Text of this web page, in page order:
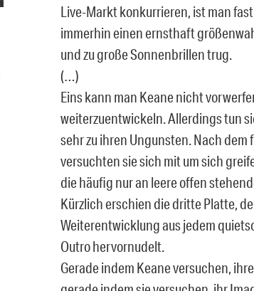
Live-Markt konkurrieren, ist man
immerhin einen ernsthaft
und zu große Sonnenbrillen trug.
(…)
Eins kann man Keane nicht
weiterzuentwickeln. Allerdings tun
sehr zu ihren Ungunsten. Nach
versuchten sie sich mit um sich
die häufig nur an leere offen
Kürzlich erschien die dritte Platte,
Weiterentwicklung aus jedem
Outro hervornudelt.
Gerade indem Keane versuchen,